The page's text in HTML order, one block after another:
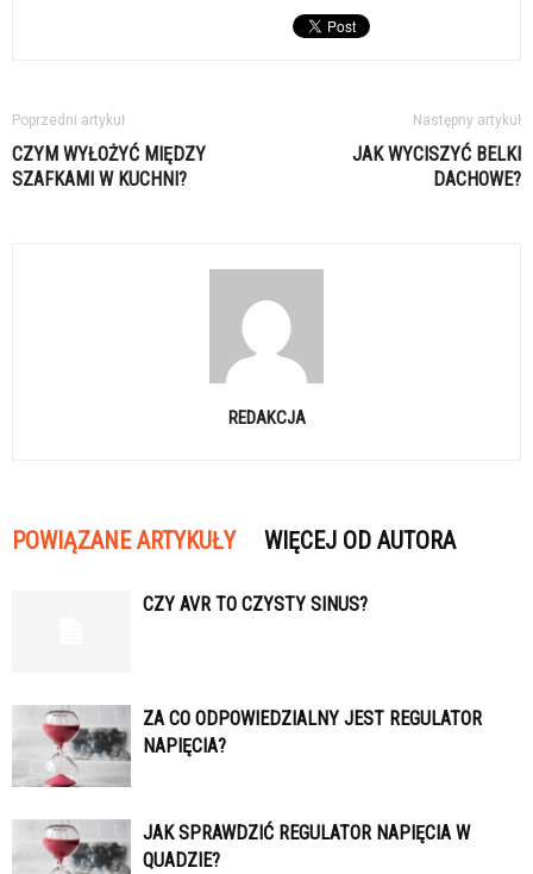
Poprzedni artykuł
CZYM WYŁOŻYĆ MIĘDZY
SZAFKAMI W KUCHNI?
Następny artykuł
JAK WYCISZYĆ BELKI
DACHOWE?
REDAKCJA
POWIĄZANE ARTYKUŁY WIĘCEJ OD AUTORA
CZY AVR TO CZYSTY SINUS?
ZA CO ODPOWIEDZIALNY JEST REGULATOR
NAPIĘCIA?
JAK SPRAWDZIĆ REGULATOR NAPIĘCIA W
QUADZIE?